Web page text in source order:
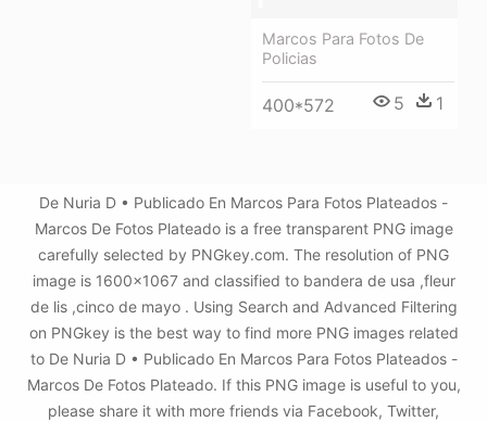
Marcos Para Fotos De
Policias
400*572 5 1
De Nuria D • Publicado En Marcos Para Fotos Plateados -
Marcos De Fotos Plateado is a free transparent PNG image
carefully selected by PNGkey.com. The resolution of PNG
image is 1600x1067 and classified to bandera de usa ,fleur
de lis ,cinco de mayo . Using Search and Advanced Filtering
on PNGkey is the best way to find more PNG images related
to De Nuria D • Publicado En Marcos Para Fotos Plateados -
Marcos De Fotos Plateado. If this PNG image is useful to you,
please share it with more friends via Facebook, Twitter,